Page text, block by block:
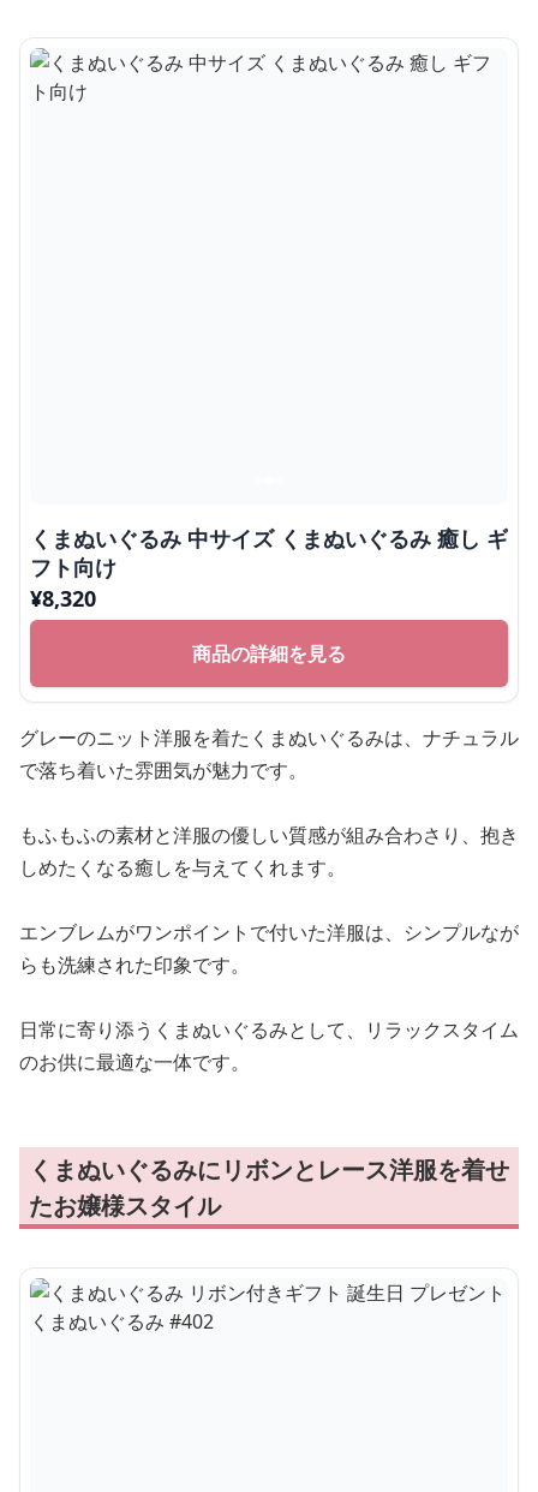
くまぬいぐるみ 中サイズ くまぬいぐるみ 癒し ギ
フト向け
¥8,320
商品の詳細を見る
グレーのニット洋服を着たくまぬいぐるみは、ナチュラル
で落ち着いた雰囲気が魅力です。
もふもふの素材と洋服の優しい質感が組み合わさり、抱き
しめたくなる癒しを与えてくれます。
エンブレムがワンポイントで付いた洋服は、シンプルなが
らも洗練された印象です。
日常に寄り添うくまぬいぐるみとして、リラックスタイム
のお供に最適な一体です。
くまぬいぐるみにリボンとレース洋服を着せ
たお嬢様スタイル